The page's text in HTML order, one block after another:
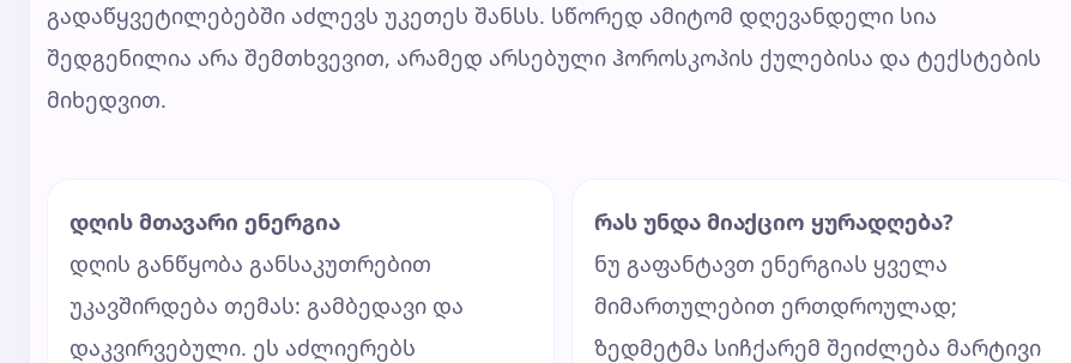
გადაწყვეტილებებში აძლევს უკეთეს შანსს. სწორედ ამიტომ დღევანდელი სია
შედგენილია არა შემთხვევით, არამედ არსებული ჰოროსკოპის ქულებისა და ტექსტების
მიხედვით.
დღის მთავარი ენერგია
დღის განწყობა განსაკუთრებით
უკავშირდება თემას: გამბედავი და
დაკვირვებული. ეს აძლიერებს
რას უნდა მიაქციო ყურადღება?
ნუ გაფანტავთ ენერგიას ყველა
მიმართულებით ერთდროულად;
ზედმეტმა სიჩქარემ შეიძლება მარტივი